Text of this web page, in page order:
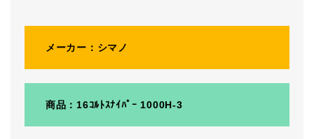
メーカー：シマノ
商品：16ｺﾙﾄｽﾅｲﾊﾟｰ 1000H-3